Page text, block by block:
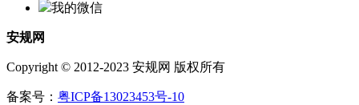
我的微信
安规网
Copyright © 2012-2023 安规网 版权所有
备案号： 粤ICP备13023453号-10